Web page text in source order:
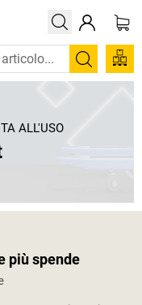
Trova
ALL'USO
più spende